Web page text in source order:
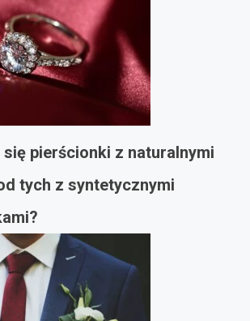
się pierścionki z naturalnymi
tych z syntetycznymi